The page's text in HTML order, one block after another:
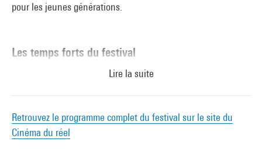
pour les jeunes générations.
Les temps forts du festival
Vingt longs métrages – Vingt courts métrages.
Le festival fait le choix de montrer en première française le
cinéma documentaire international le plus remarquable, et
Lire la suite
Retrouvez le programme complet du festival sur le site du
Cinéma du réel